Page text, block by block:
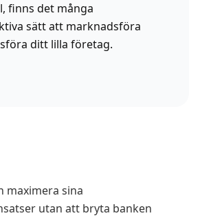
finns det många
sätt att marknadsföra
ditt lilla företag.
maximera sina
utan att bryta banken